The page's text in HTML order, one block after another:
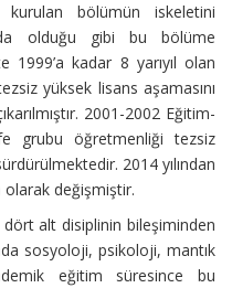
bölümün iskeletini
olduğu gibi bu bölüme
1999’a kadar 8 yarıyıl olan
yüksek lisans aşamasını
2001-2002 Eğitim-
grubu öğretmenliği tezsiz
2014 yılından
olarak değişmiştir.
alt disiplinin bileşiminden
sosyoloji, psikoloji, mantık
eğitim süresince bu